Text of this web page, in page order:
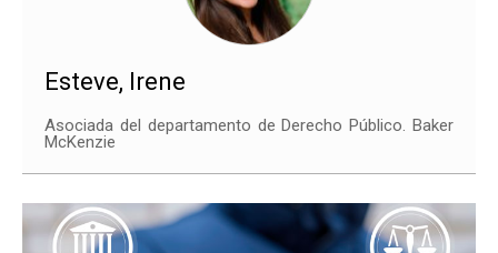
Esteve, Irene
Asociada del departamento de Derecho Público. Baker
McKenzie